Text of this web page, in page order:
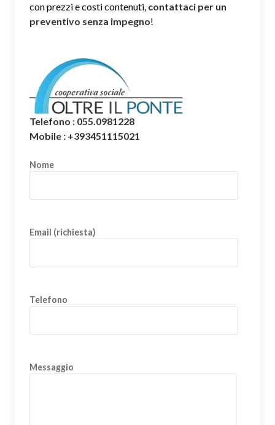
con prezzi e costi contenuti, contattaci per un
preventivo senza impegno!
Telefono : 055.0981228
Mobile : +393451115021
Nome
Email (richiesta)
Telefono
Messaggio